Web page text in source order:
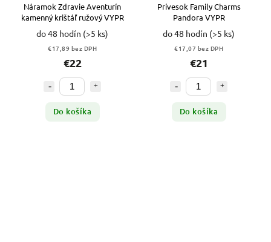
Náramok Zdravie Aventurín
kamenný krištáľ ružový VYPR
do 48 hodín (>5 ks)
€17,89 bez DPH
€22
Do košíka
Prívesok Family Charms
Pandora VYPR
do 48 hodín (>5 ks)
€17,07 bez DPH
€21
Do košíka